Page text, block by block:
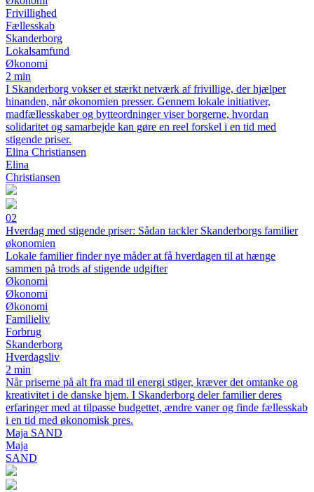
Frivillighed
Fællesskab
Skanderborg
Lokalsamfund
Økonomi
2 min
I Skanderborg vokser et stærkt netværk af frivillige, der hjælper
hinanden, når økonomien presser. Gennem lokale initiativer,
madfællesskaber og bytteordninger viser borgerne, hvordan
solidaritet og samarbejde kan gøre en reel forskel i en tid med
stigende priser.
Elina Christiansen
Elina
Christiansen
02
Hverdag med stigende priser: Sådan tackler Skanderborgs familier
økonomien
Lokale familier finder nye måder at få hverdagen til at hænge
sammen på trods af stigende udgifter
Økonomi
Økonomi
Økonomi
Familieliv
Forbrug
Skanderborg
Hverdagsliv
2 min
Når priserne på alt fra mad til energi stiger, kræver det omtanke og
kreativitet i de danske hjem. I Skanderborg deler familier deres
erfaringer med at tilpasse budgettet, ændre vaner og finde fællesskab
i en tid med økonomisk pres.
Maja SAND
Maja
SAND